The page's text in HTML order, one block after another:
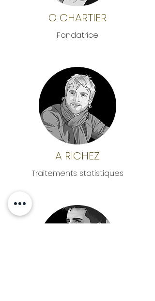
O CHARTIER
Fondatrice
A RICHEZ
Traitements statistiques